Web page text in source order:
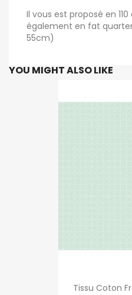
Il vous est proposé en
également en fat
55cm)
YOU MIGHT ALSO LIKE
Tissu Coton